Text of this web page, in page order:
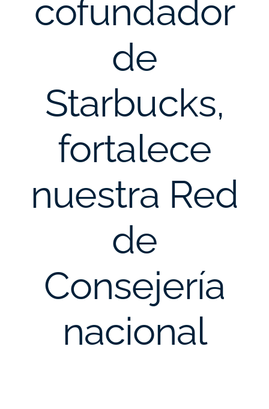
cofundador
de
Starbucks,
fortalece
nuestra Red
de
Consejería
nacional